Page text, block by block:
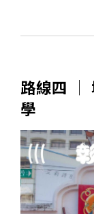
路線四 │
學